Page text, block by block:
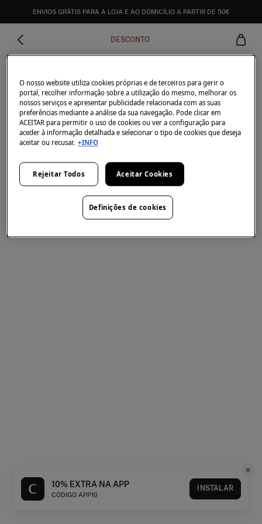
ENVIOS GRÁTIS PARA A LOJA E AO DOMICÍLIO A PARTIR DE 50€
DESCONTO
10% EXTRA NA APP
CÓDIGO APP10
INSTALAR
O nosso website utiliza cookies próprias e de terceiros para gerir o
portal, recolher informação sobre a utilização do mesmo, melhorar os
nossos serviços e apresentar publicidade relacionada com as suas
preferências mediante a análise da sua navegação. Pode clicar em
ACEITAR para permitir o uso de cookies ou ver a configuração para
aceder à informação detalhada e selecionar o tipo de cookies que deseja
aceitar ou recusar. +INFO
Rejeitar Todos Aceitar Cookies
Definições de cookies